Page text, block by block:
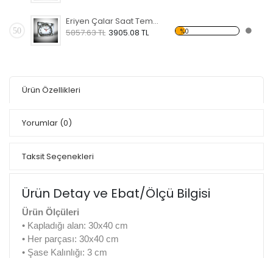
50
Eriyen Çalar Saat Temalı Kanvas Saat
5857.63 TL 3905.08 TL %0
Ürün Özellikleri
Yorumlar (0)
Taksit Seçenekleri
Ürün Detay ve Ebat/Ölçü Bilgisi
Ürün Ölçüleri
• Kapladığı alan: 30x40 cm
• Her parçası: 30x40 cm
• Şase Kalınlığı: 3 cm